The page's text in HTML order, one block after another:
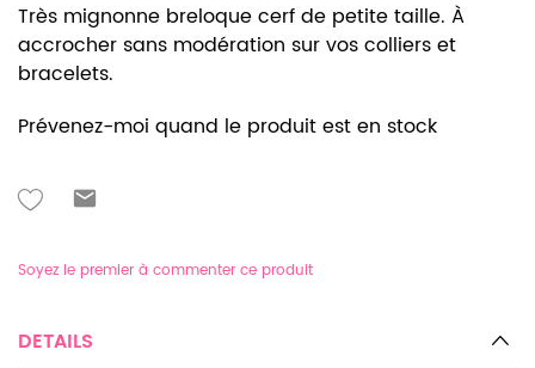
Très mignonne breloque cerf de petite taille. À
accrocher sans modération sur vos colliers et
bracelets.
Prévenez-moi quand le produit est en stock
Soyez le premier à commenter ce produit
DETAILS